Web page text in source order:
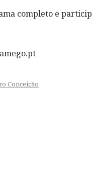
completo e
Conceição